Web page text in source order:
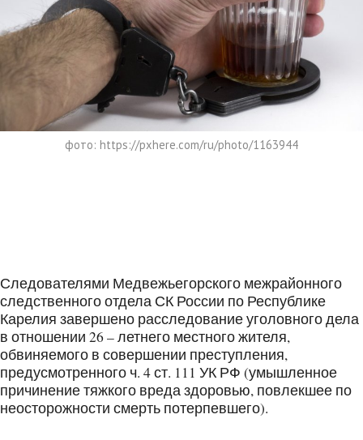
фото: https://pxhere.com/ru/photo/1163944
Следователями Медвежьегорского межрайонного
следственного отдела СК России по Республике
Карелия завершено расследование уголовного дела
в отношении 26 – летнего местного жителя,
обвиняемого в совершении преступления,
предусмотренного ч. 4 ст. 111 УК РФ (умышленное
причинение тяжкого вреда здоровью, повлекшее по
неосторожности смерть потерпевшего).